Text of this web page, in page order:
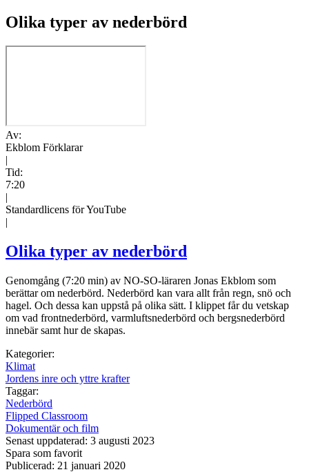
Olika typer av nederbörd
Av:
Ekblom Förklarar
|
Tid:
7:20
|
Standardlicens för YouTube
|
Olika typer av nederbörd
Genomgång (7:20 min) av NO-SO-läraren Jonas Ekblom som
berättar om nederbörd. Nederbörd kan vara allt från regn, snö och
hagel. Och dessa kan uppstå på olika sätt. I klippet får du vetskap
om vad frontnederbörd, varmluftsnederbörd och bergsnederbörd
innebär samt hur de skapas.
Kategorier:
Klimat
Jordens inre och yttre krafter
Taggar:
Nederbörd
Flipped Classroom
Dokumentär och film
Senast uppdaterad: 3 augusti 2023
Spara som favorit
Publicerad: 21 januari 2020